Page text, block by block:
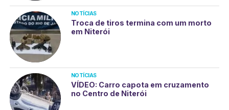
NOTÍCIAS
Troca de tiros termina com um morto
em Niterói
NOTÍCIAS
VÍDEO: Carro capota em cruzamento
no Centro de Niterói